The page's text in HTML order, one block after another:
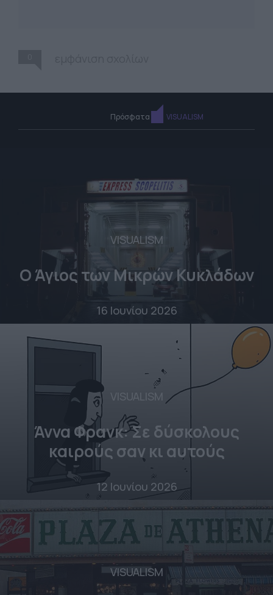
Πρόσφατα VISUALISM
VISUALISM
Ο Άγιος των Μικρών Κυκλάδων
16 Ιουνίου 2026
VISUALISM
Άννα Φρανκ: Σε δύσκολους
καιρούς σαν κι αυτούς
12 Ιουνίου 2026
VISUALISM